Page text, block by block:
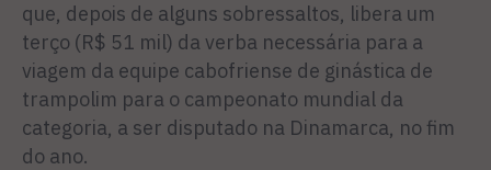
que, depois de alguns so­bressaltos, libera um
terço (R$ 51 mil) da verba necessária para a
viagem da equipe cabofriense de ginástica de
trampolim para o campeonato mundial da
catego­ria, a ser disputado na Dinamar­ca, no fim
do ano.